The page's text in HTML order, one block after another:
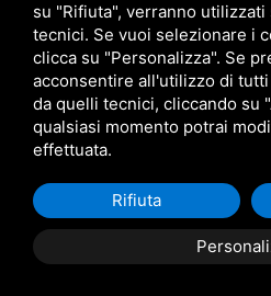
+39 334 1291872
info@antoniosartori.com
Whatsapp
P.IVA 09106310965 | Privacy|
protetto da Google reCAPTCHA
of Servicedi
su "Rifiuta", verranno
tecnici. Se vuoi selezionare i
clicca su "Personalizza". Se
acconsentire all'utilizzo di
da quelli tecnici, cliccando su
qualsiasi momento potrai
effettuata.
Rifiuta